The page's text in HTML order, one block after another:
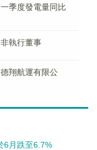
季度發電量同比
執行董事
翔航運有限公
6月跌至6.7%